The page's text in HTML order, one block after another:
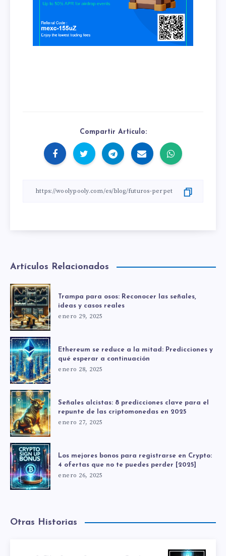
Compartir Artículo:
Artículos Relacionados
Trampa para osos: Reconocer las señales,
ideas y casos reales
enero 29, 2025
Ethereum se reduce a la mitad: Predicciones y
qué esperar a continuación
enero 28, 2025
Señales alcistas: 8 predicciones clave para el
repunte de las criptomonedas en 2025
enero 27, 2025
Los mejores bonos para registrarse en Crypto:
4 ofertas que no te puedes perder [2025]
enero 26, 2025
Otras Historias